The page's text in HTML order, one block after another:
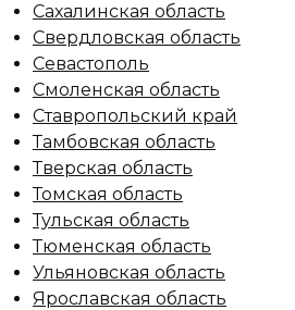
Сахалинская область
Свердловская область
Севастополь
Смоленская область
Ставропольский край
Тамбовская область
Тверская область
Томская область
Тульская область
Тюменская область
Ульяновская область
Ярославская область